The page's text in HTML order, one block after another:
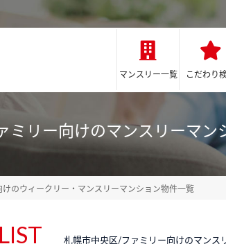
マンスリー一覧 こだわり
ミリー向けのマンスリーマ
けのウィークリー・マンスリーマンション物件一覧
札幌市中央区/ファミリー向けのマンス